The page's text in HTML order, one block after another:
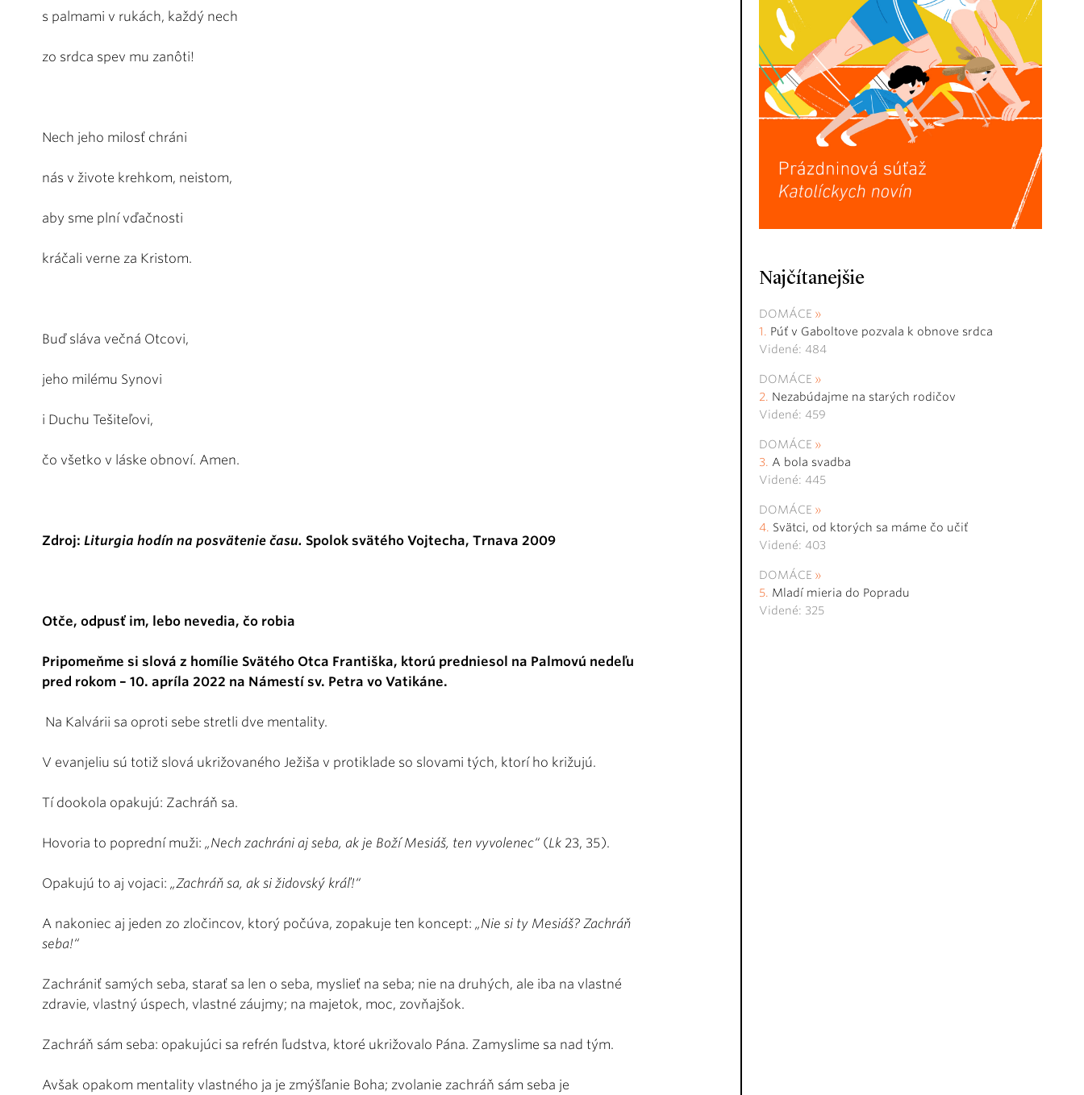
s palmami v rukách, každý nech
zo srdca spev mu zanôti!
Nech jeho milosť chráni
nás v živote krehkom, neistom,
aby sme plní vďačnosti
kráčali verne za Kristom.
Buď sláva večná Otcovi,
jeho milému Synovi
i Duchu Tešiteľovi,
čo všetko v láske obnoví. Amen.
Zdroj: Liturgia hodín na posvätenie času. Spolok svätého Vojtecha, Trnava 2009
Otče, odpusť im, lebo nevedia, čo robia
Pripomeňme si slová z homílie Svätého Otca Františka, ktorú predniesol na Palmovú nedeľu
pred rokom – 10. apríla 2022 na Námestí sv. Petra vo Vatikáne.
Na Kalvárii sa oproti sebe stretli dve mentality.
V evanjeliu sú totiž slová ukrižovaného Ježiša v protiklade so slovami tých, ktorí ho križujú.
Tí dookola opakujú: Zachráň sa.
Hovoria to poprední muži: „Nech zachráni aj seba, ak je Boží Mesiáš, ten vyvolenec“ (Lk 23, 35).
Opakujú to aj vojaci: „Zachráň sa, ak si židovský kráľ!“
A nakoniec aj jeden zo zločincov, ktorý počúva, zopakuje ten koncept: „Nie si ty Mesiáš? Zachráň
seba!“
Zachrániť samých seba, starať sa len o seba, myslieť na seba; nie na druhých, ale iba na vlastné
zdravie, vlastný úspech, vlastné záujmy; na majetok, moc, zovňajšok.
Zachráň sám seba: opakujúci sa refrén ľudstva, ktoré ukrižovalo Pána. Zamyslime sa nad tým.
Avšak opakom mentality vlastného ja je zmýšľanie Boha; zvolanie zachráň sám seba je
Najčítanejšie
DOMÁCE
Púť v Gaboltove pozvala k obnove srdca
Videné: 484
DOMÁCE
Nezabúdajme na starých rodičov
Videné: 459
DOMÁCE
A bola svadba
Videné: 445
DOMÁCE
Svätci, od ktorých sa máme čo učiť
Videné: 403
DOMÁCE
Mladí mieria do Popradu
Videné: 325